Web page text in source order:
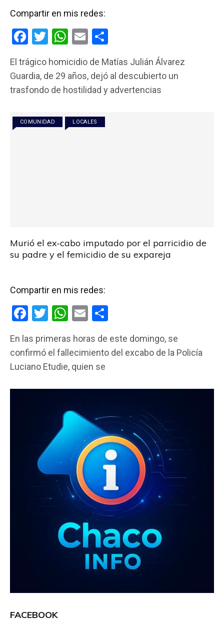
Compartir en mis redes:
F
ce
b
o
k
T
tt
er
W
at
s
p
p
E
ail m
p
El trágico homicidio de Matías Julián Álvarez
Guardia, de 29 años, dejó al descubierto un
trasfondo de hostilidad y advertencias
COMUNIDAD LOCALES
Murió el ex-cabo imputado por el parricidio de
su padre y el femicidio de su expareja
Compartir en mis redes:
F
ce
b
o
T
tt
er
W
at
s
A
p
p
E
ail m
p
tir
En las primeras horas de este domingo, se
confirmó el fallecimiento del excabo de la Policía
Luciano Etudie, quien se
FACEBOOK